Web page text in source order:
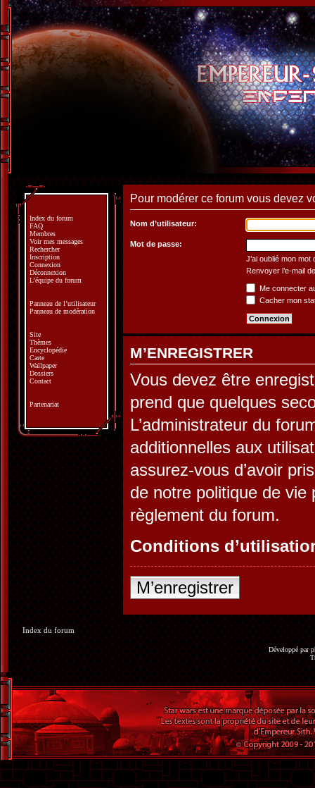
Pour modérer ce forum vous devez
Nom d’utilisateur:
Mot de passe:
J’ai oublié mon mot
Renvoyer l’e-mail
Me connecter
Cacher mon
M’ENREGISTRER
Vous devez être
prend que quelques
L’administrateur du
additionnelles aux
assurez-vous d’avoir
de notre politique de vie
règlement du forum.
Conditions
M’enregistrer
Index du forum
FAQ
Membres
Voir mes messages
Rechercher
Inscription
Connexion
Déconnexion
L’équipe du forum
Panneau de l’utilisateur
Panneau de modération
Site
Thèmes
Encyclopédie
Carte
Wallpaper
Dossiers
Contact
Partenariat
Index du forum
Développé par